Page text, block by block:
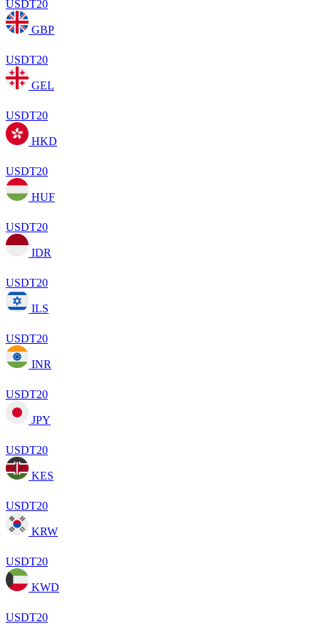
USDT20
GBP
USDT20
GEL
USDT20
HKD
USDT20
HUF
USDT20
IDR
USDT20
ILS
USDT20
INR
USDT20
JPY
USDT20
KES
USDT20
KRW
USDT20
KWD
USDT20